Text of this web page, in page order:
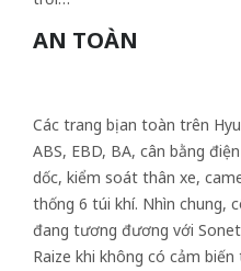
AN TOÀN
Các trang bị an toàn trên
ABS, EBD, BA, cân bằng
dốc, kiểm soát thân xe,
thống 6 túi khí. Nhìn chung,
đang tương đương với
Raize khi không có cảm